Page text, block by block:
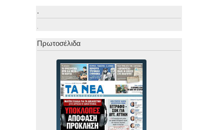
.
.
Πρωτοσέλιδα